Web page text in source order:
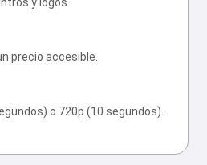
y logos.
precio accesible.
o 720p (10 segundos).